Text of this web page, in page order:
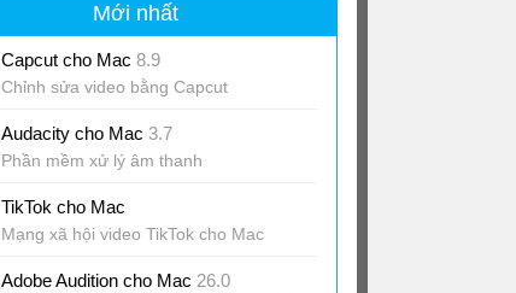
Mới nhất
Capcut cho Mac 8.9
Chỉnh sửa video bằng Capcut
Audacity cho Mac 3.7
Phần mềm xử lý âm thanh
TikTok cho Mac
Mạng xã hội video TikTok cho Mac
Adobe Audition cho Mac 26.0